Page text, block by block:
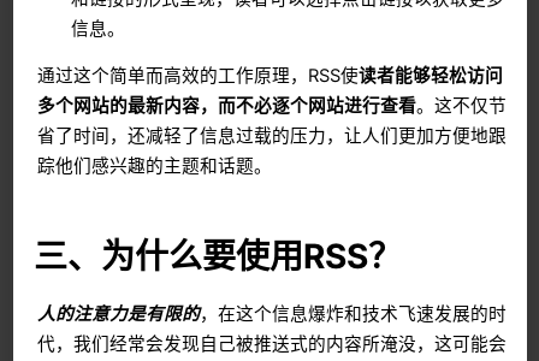
信息。
通过这个简单而高效的工作原理，RSS使读者能够轻松访问
多个网站的最新内容，而不必逐个网站进行查看。这不仅节
省了时间，还减轻了信息过载的压力，让人们更加方便地跟
踪他们感兴趣的主题和话题。
三、为什么要使用RSS？
人的注意力是有限的，在这个信息爆炸和技术飞速发展的时
代，我们经常会发现自己被推送式的内容所淹没，这可能会